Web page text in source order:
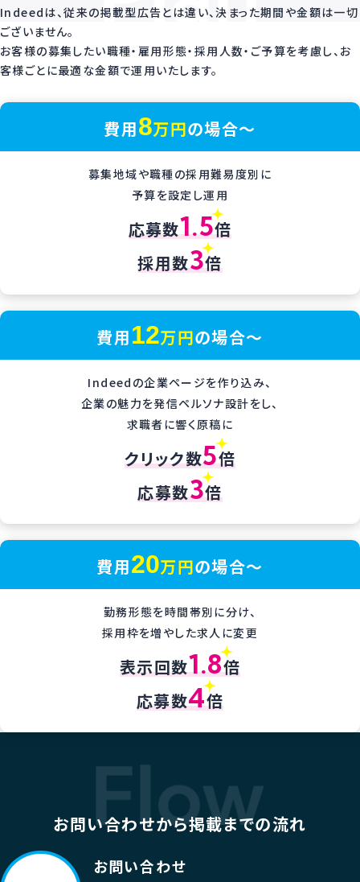
Indeedは、従来の掲載型広告とは違い、決まった期間や金額は一切
ございません。
お客様の募集したい職種・雇用形態・採用人数・ご予算を考慮し、お
客様ごとに最適な金額で運用いたします。
費用8万円の場合〜
募集地域や職種の採用難易度別に
予算を設定し運用
応募数1.5倍
採用数3倍
費用12万円の場合〜
Indeedの企業ページを作り込み、
企業の魅力を発信ペルソナ設計をし、
求職者に響く原稿に
クリック数5倍
応募数3倍
費用20万円の場合〜
勤務形態を時間帯別に分け、
採用枠を増やした求人に変更
表示回数1.8倍
応募数4倍
お問い合わせから掲載までの流れ
お問い合わせ